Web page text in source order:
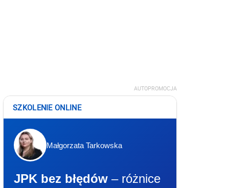
AUTOPROMOCJA
SZKOLENIE ONLINE
Małgorzata Tarkowska
JPK bez błędów – różnice